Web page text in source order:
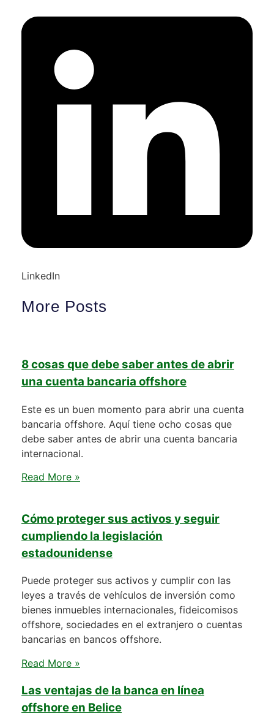
LinkedIn
More Posts
8 cosas que debe saber antes de abrir
una cuenta bancaria offshore
Este es un buen momento para abrir una cuenta
bancaria offshore. Aquí tiene ocho cosas que
debe saber antes de abrir una cuenta bancaria
internacional.
Read More »
Cómo proteger sus activos y seguir
cumpliendo la legislación
estadounidense
Puede proteger sus activos y cumplir con las
leyes a través de vehículos de inversión como
bienes inmuebles internacionales, fideicomisos
offshore, sociedades en el extranjero o cuentas
bancarias en bancos offshore.
Read More »
Las ventajas de la banca en línea
offshore en Belice